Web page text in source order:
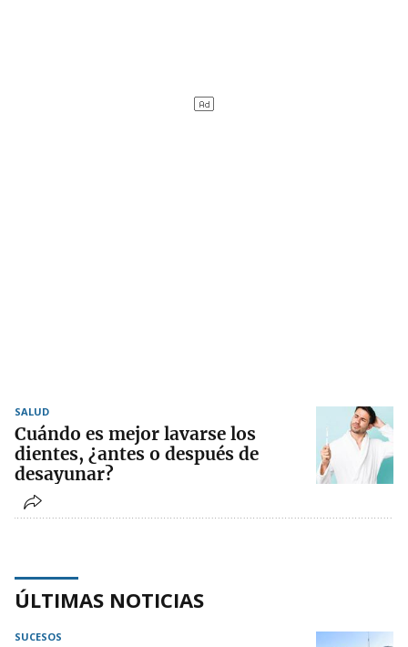
SALUD
Cuándo es mejor lavarse los
dientes, ¿antes o después de
desayunar?
ÚLTIMAS NOTICIAS
SUCESOS